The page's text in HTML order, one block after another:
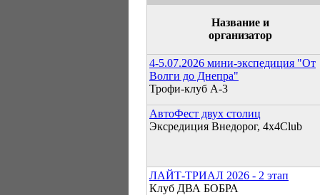
Название и
организатор
4-5.07.2026 мини-экспедиция "От
Волги до Днепра"
Трофи-клуб А-3
АвтоФест двух столиц
Эксредиция Внедорог, 4x4Club
ЛАЙТ-ТРИАЛ 2026 - 2 этап
Клуб ДВА БОБРА